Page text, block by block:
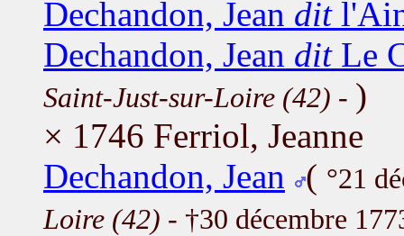
Dechandon, Jean dit
Dechandon, Jean ditLe
Saint-Just-sur-Loire (42) - )
× 1746 Ferriol, Jeanne
Dechandon, Jean
( °21
Loire (42) - †30 décembre